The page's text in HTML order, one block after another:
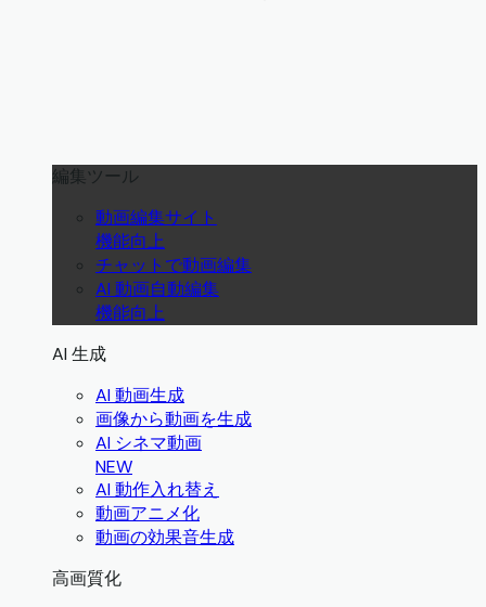
編集ツール
動画編集サイト
機能向上
チャットで動画編集
AI 動画自動編集
機能向上
AI 生成
AI 動画生成
画像から動画を生成
AI シネマ動画
NEW
AI 動作入れ替え
動画アニメ化
動画の効果音生成
高画質化